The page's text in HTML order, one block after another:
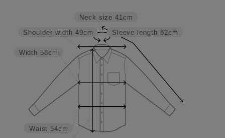
Sleeve length 82cm
Neck size 41cm
Waist 54cm
Width 58cm
Shoulder width 49cm